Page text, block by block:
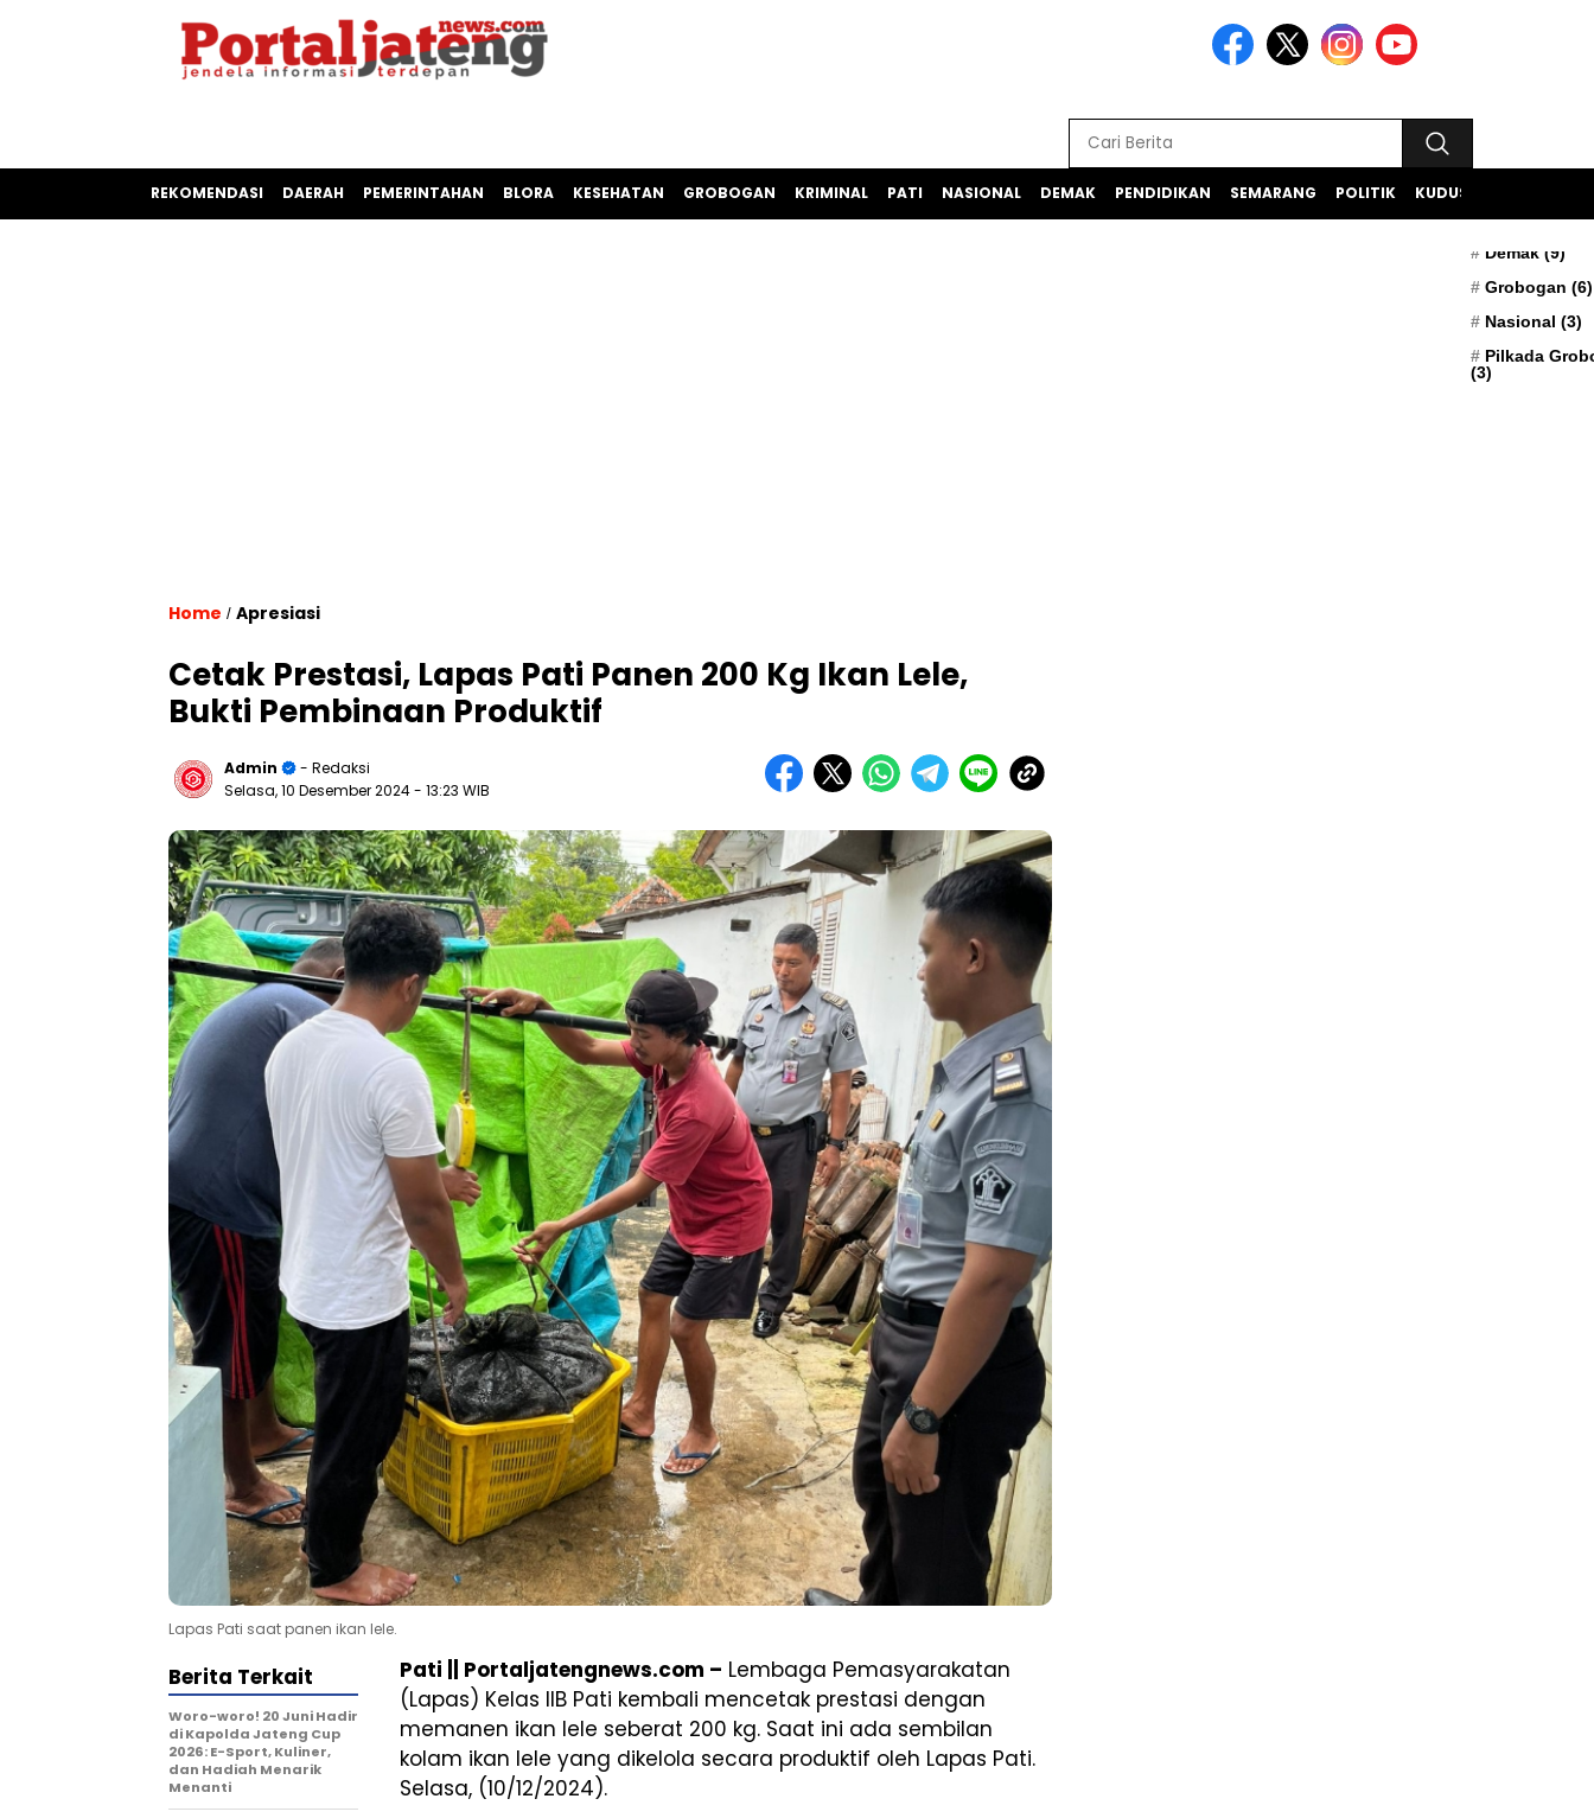
REKOMENDASI DAERAH PEMERINTAHAN BLORA KESEHATAN GROBOGAN KRIMINAL PATI NASIONAL DEMAK PENDIDIKAN SEMARANG POLITIK KUDUS
Apresiasi(5)
Demak (9)
Grobogan (6)
Nasional (3)
Pilkada
(3)
Home / Apresiasi
Cetak Prestasi, Lapas Pati Panen 200 Kg Ikan Lele,
Bukti Pembinaan Produktif
Admin
- Redaksi
Selasa, 10 Desember 2024- 13:23 WIB
Lapas Pati saat panen ikan lele.
Pati || Portaljatengnews.com – Lembaga Pemasyarakatan
(Lapas) Kelas IIB Pati kembali mencetak prestasi dengan
memanen ikan lele seberat 200 kg. Saat ini ada sembilan
kolam ikan lele yang dikelola secara produktif oleh Lapas Pati.
Selasa, (10/12/2024).
Berita Terkait
Woro-woro! 20 Juni Hadir
di Kapolda Jateng Cup
2026: E-Sport, Kuliner,
dan Hadiah Menarik
Menanti